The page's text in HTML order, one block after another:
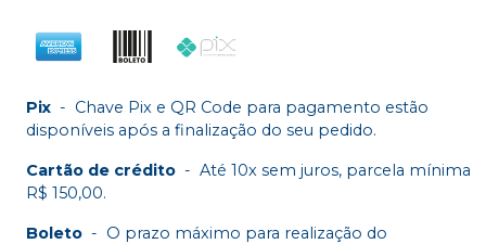
Pix - Chave Pix e QR Code para pagamento estão
disponíveis após a finalização do seu pedido.
Cartão de crédito - Até 10x sem juros, parcela mínima
R$ 150,00.
Boleto - O prazo máximo para realização do